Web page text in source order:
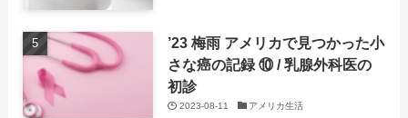
’23 梅雨 アメリカで見つかった小
さな癌の記録 ⑩ / 乳腺外科医の
初診
2023-08-11 アメリカ生活